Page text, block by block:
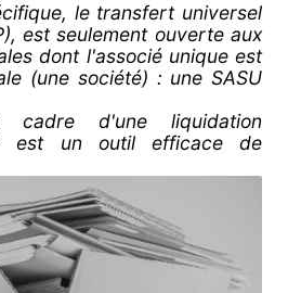
le transfert universel
est seulement ouverte aux
dont l'associé unique est
(une société) : une SASU
cadre d'une liquidation
est un outil efficace de